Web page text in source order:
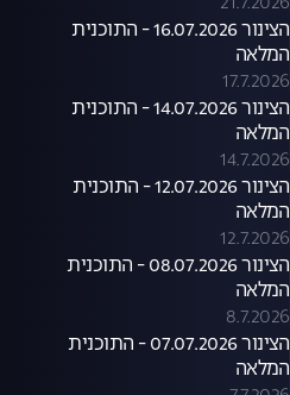
הצינור 16.07.2026 - התוכנית
המלאה
17.7.2026
הצינור 14.07.2026 - התוכנית
המלאה
14.7.2026
הצינור 12.07.2026 - התוכנית
המלאה
12.7.2026
הצינור 08.07.2026 - התוכנית
המלאה
8.7.2026
הצינור 07.07.2026 - התוכנית
המלאה